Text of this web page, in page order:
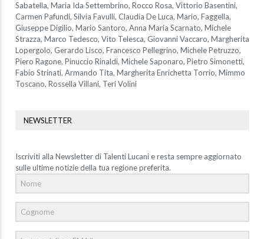
Sabatella, Maria Ida Settembrino, Rocco Rosa, Vittorio Basentini,
Carmen Pafundi, Silvia Favulli, Claudia De Luca, Mario, Faggella,
Giuseppe Digilio, Mario Santoro, Anna Maria Scarnato, Michele
Strazza, Marco Tedesco, Vito Telesca, Giovanni Vaccaro, Margherita
Lopergolo, Gerardo Lisco, Francesco Pellegrino, Michele Petruzzo,
Piero Ragone, Pinuccio Rinaldi, Michele Saponaro, Pietro Simonetti,
Fabio Strinati, Armando Tita, Margherita Enrichetta Torrio, Mimmo
Toscano, Rossella Villani, Teri Volini
NEWSLETTER
Iscriviti alla Newsletter di Talenti Lucani e resta sempre aggiornato
sulle ultime notizie della tua regione preferita.